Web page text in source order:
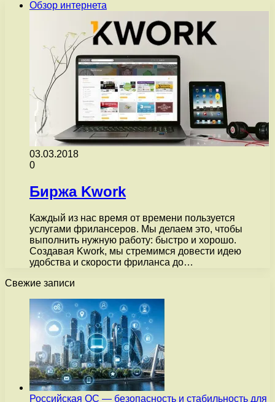
Обзор интернета
03.03.2018
0
Биржа Kwork
Каждый из нас время от времени пользуется
услугами фрилансеров. Мы делаем это, чтобы
выполнить нужную работу: быстро и хорошо.
Создавая Kwork, мы стремимся довести идею
удобства и скорости фриланса до…
Свежие записи
Российская ОС — безопасность и стабильность для